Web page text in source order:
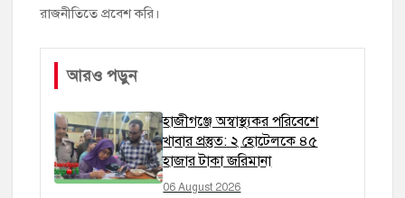
রাজনীতিতে প্রবেশ করি।
আরও পড়ুন
হাজীগঞ্জে অস্বাস্থ্যকর পরিবেশে
খাবার প্রস্তুত: ২ হোটেলকে ৪৫
হাজার টাকা জরিমানা
06 August 2026